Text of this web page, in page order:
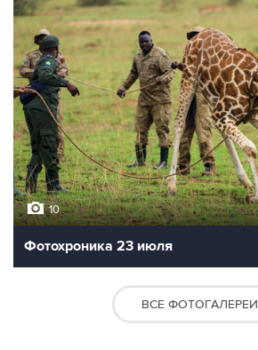
10
Фотохроника 23 июля
ВСЕ ФОТОГАЛЕРЕИ